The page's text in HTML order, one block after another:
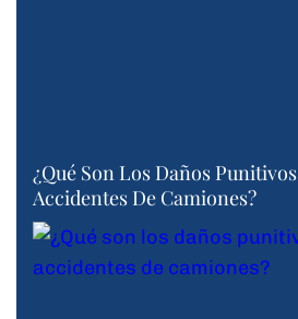
¿Qué Son Los Daños
Accidentes De Camiones?